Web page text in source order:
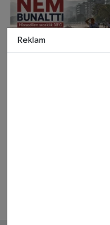
Reklam